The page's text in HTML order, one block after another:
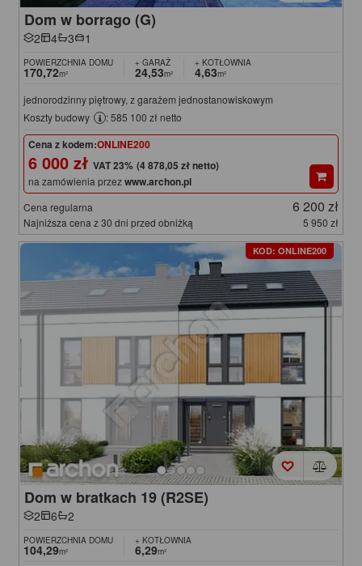
Dom w borrago (G)
2 4 3 1
POWIERZCHNIA DOMU
170,72m²
+ GARAŻ
24,53m²
+ KOTŁOWNIA
4,63m²
jednorodzinny piętrowy, z garażem jednostanowiskowym
Koszty budowy
: 585 100 zł netto
Cena z kodem:ONLINE200
6 000 zł (4 878,05 zł netto)
na zamówienia przezwww.archon.pl
Cena regularna 6 200 zł
Najniższa cena z 30 dni przed obniżką 5 950 zł
KOD: ONLINE200
Dom w bratkach 19 (R2SE)
2 6 2
POWIERZCHNIA DOMU
104,29m²
+ KOTŁOWNIA
6,29m²